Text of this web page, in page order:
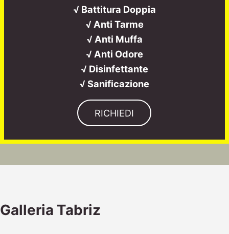
√ Battitura Doppia
√ Anti Tarme
√ Anti Muffa
√ Anti Odore
√ Disinfettante
√ Sanificazione
RICHIEDI
Galleria Tabriz